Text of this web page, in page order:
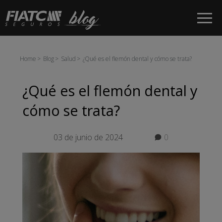
Saltar al contenido principal
Home Blog Salud ¿Qué es el flemón dental y cómo se trata?
¿Qué es el flemón dental y
cómo se trata?
03 de junio de 2024 0